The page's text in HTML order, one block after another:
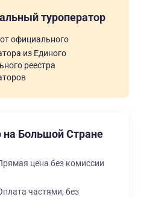
туроператор
официального
из Единого
реестра
на Большой Стране
цена без комиссии
частями, без